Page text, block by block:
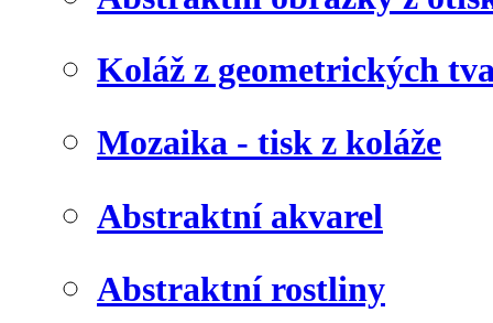
Koláž z geometrických
Mozaika - tisk z koláže
Abstraktní akvarel
Abstraktní rostliny